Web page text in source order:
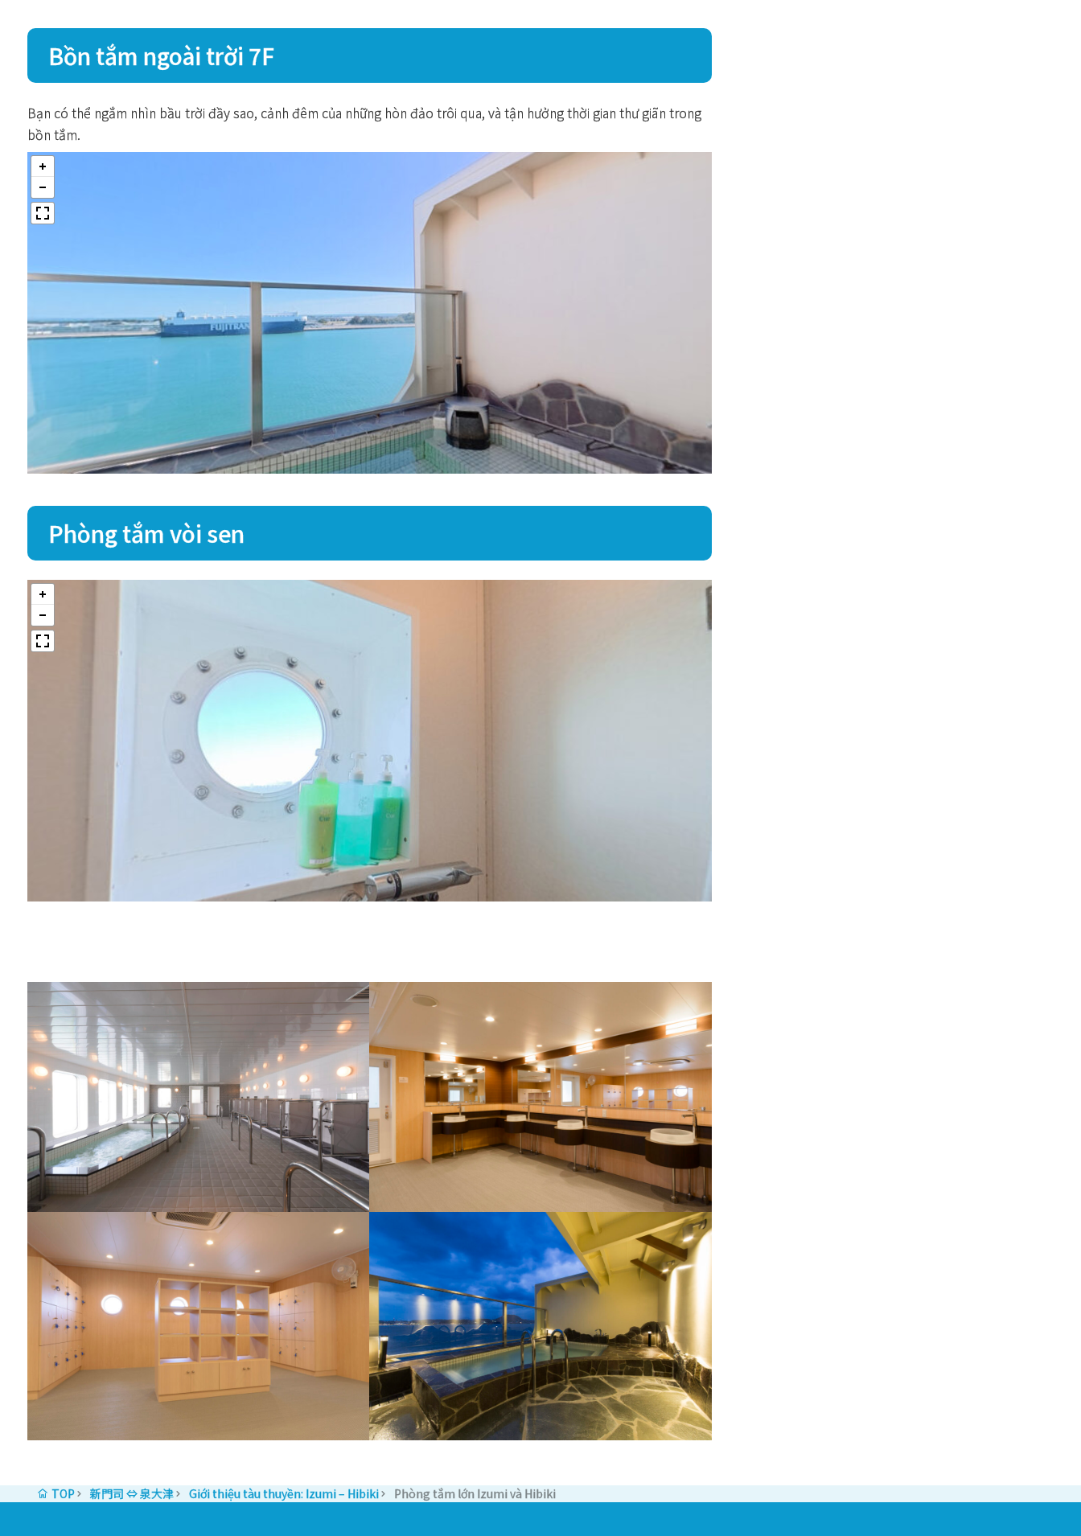
Bồn tắm ngoài trời 7F
Bạn có thể ngắm nhìn bầu trời đầy sao, cảnh đêm của những hòn đảo trôi qua, và tận hưởng thời gian thư giãn trong
bồn tắm.
Phòng tắm vòi sen
TOP 新門司 ⇔ 泉大津 Giới thiệu tàu thuyền: Izumi – Hibiki Phòng tắm lớn Izumi và Hibiki